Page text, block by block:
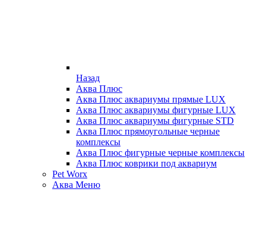
Назад
Аква Плюс
Аква Плюс аквариумы прямые LUX
Аква Плюс аквариумы фигурные LUX
Аква Плюс аквариумы фигурные STD
Аква Плюс прямоугольные черные
комплексы
Аква Плюс фигурные черные комплексы
Аква Плюс коврики под аквариум
Pet Worx
Аква Меню